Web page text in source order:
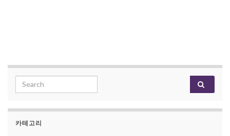
Search for:
카테고리